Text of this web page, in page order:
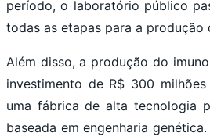
período, o laboratório público
todas as etapas para a produção
Além disso, a produção do
investimento de R$ 300
uma fábrica de alta tecnologia
baseada em engenharia